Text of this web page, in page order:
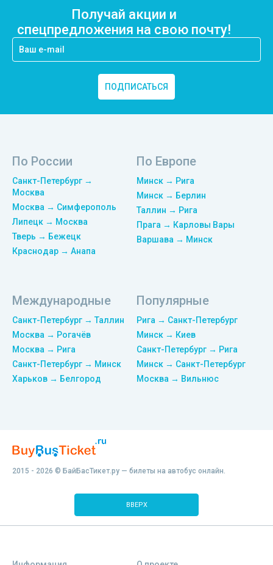
Получай акции и
спецпредложения на свою почту!
ПОДПИСАТЬСЯ
По России
Санкт-Петербург →
Москва
Москва → Симферополь
Липецк → Москва
Тверь → Бежецк
Краснодар → Анапа
По Европе
Минск → Рига
Минск → Берлин
Таллин → Рига
Прага → Карловы Вары
Варшава → Минск
Международные
Санкт-Петербург → Таллин
Москва → Рогачёв
Москва → Рига
Санкт-Петербург → Минск
Харьков → Белгород
Популярные
Рига → Санкт-Петербург
Минск → Киев
Санкт-Петербург → Рига
Минск → Санкт-Петербург
Москва → Вильнюс
2015 - 2026 © БайБасТикет.ру — билеты на автобус онлайн.
ВВЕРХ